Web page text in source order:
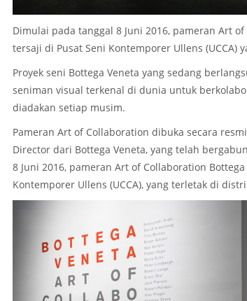
Dimulai pada tanggal 8 Juni 2016, pameran Art
tersaji di Pusat Seni Kontemporer Ullens (UCCA)
Proyek seni Bottega Veneta yang sedang
seniman visual terkenal di dunia untuk
diadakan setiap musim.
Pameran Art of Collaboration dibuka secara
Director dari Bottega Veneta, yang telah
8 Juni 2016, pameran Art of Collaboration
Kontemporer Ullens (UCCA), yang terletak di